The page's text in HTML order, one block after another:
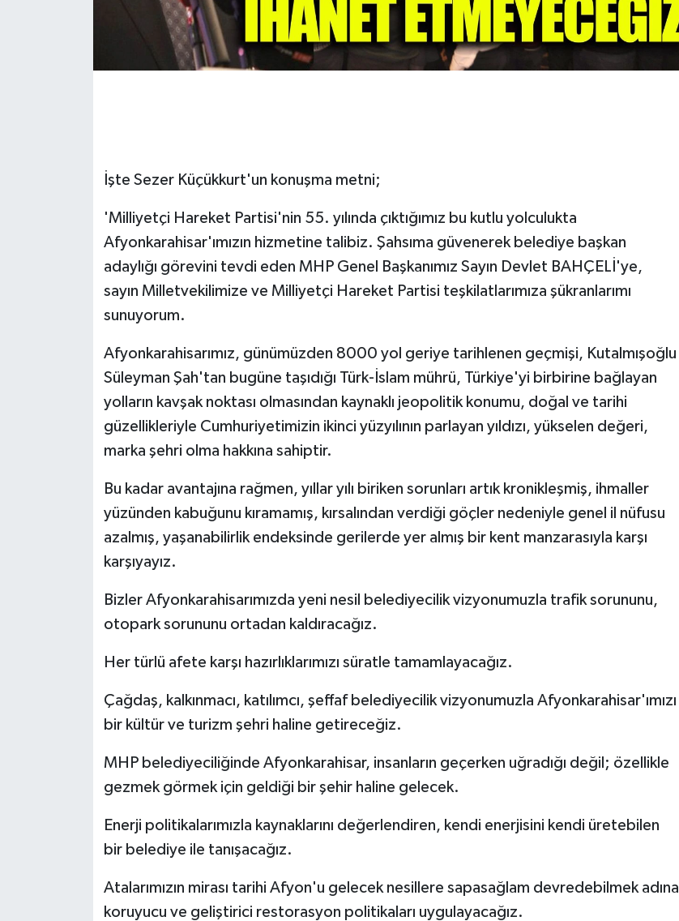
İşte Sezer Küçükkurt'un konuşma metni;
'Milliyetçi Hareket Partisi'nin 55. yılında çıktığımız bu kutlu yolculukta
Afyonkarahisar'ımızın hizmetine talibiz. Şahsıma güvenerek belediye başkan
adaylığı görevini tevdi eden MHP Genel Başkanımız Sayın Devlet BAHÇELİ'ye,
sayın Milletvekilimize ve Milliyetçi Hareket Partisi teşkilatlarımıza şükranlarımı
sunuyorum.
Afyonkarahisarımız, günümüzden 8000 yol geriye tarihlenen geçmişi, Kutalmışoğlu
Süleyman Şah'tan bugüne taşıdığı Türk-İslam mührü, Türkiye'yi birbirine bağlayan
yolların kavşak noktası olmasından kaynaklı jeopolitik konumu, doğal ve tarihi
güzellikleriyle Cumhuriyetimizin ikinci yüzyılının parlayan yıldızı, yükselen değeri,
marka şehri olma hakkına sahiptir.
Bu kadar avantajına rağmen, yıllar yılı biriken sorunları artık kronikleşmiş, ihmaller
yüzünden kabuğunu kıramamış, kırsalından verdiği göçler nedeniyle genel il nüfusu
azalmış, yaşanabilirlik endeksinde gerilerde yer almış bir kent manzarasıyla karşı
karşıyayız.
Bizler Afyonkarahisarımızda yeni nesil belediyecilik vizyonumuzla trafik sorununu,
otopark sorununu ortadan kaldıracağız.
Her türlü afete karşı hazırlıklarımızı süratle tamamlayacağız.
Çağdaş, kalkınmacı, katılımcı, şeffaf belediyecilik vizyonumuzla Afyonkarahisar'ımızı
bir kültür ve turizm şehri haline getireceğiz.
MHP belediyeciliğinde Afyonkarahisar, insanların geçerken uğradığı değil; özellikle
gezmek görmek için geldiği bir şehir haline gelecek.
Enerji politikalarımızla kaynaklarını değerlendiren, kendi enerjisini kendi üretebilen
bir belediye ile tanışacağız.
Atalarımızın mirası tarihi Afyon'u gelecek nesillere sapasağlam devredebilmek adına
koruyucu ve geliştirici restorasyon politikaları uygulayacağız.